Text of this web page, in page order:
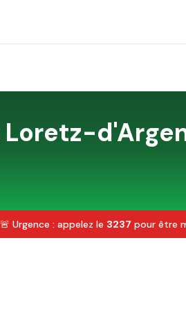
Loretz-
🚨 Urgence : appelez le 3237 pour être